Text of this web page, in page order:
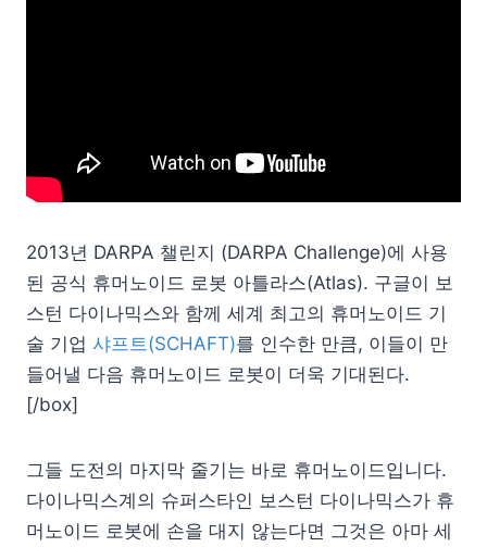
2013년 DARPA 챌린지 (DARPA Challenge)에 사용
된 공식 휴머노이드 로봇 아틀라스(Atlas). 구글이 보
스턴 다이나믹스와 함께 세계 최고의 휴머노이드 기
술 기업 샤프트(SCHAFT)를 인수한 만큼, 이들이 만
들어낼 다음 휴머노이드 로봇이 더욱 기대된다.
[/box]
그들 도전의 마지막 줄기는 바로 휴머노이드입니다.
다이나믹스계의 슈퍼스타인 보스턴 다이나믹스가 휴
머노이드 로봇에 손을 대지 않는다면 그것은 아마 세